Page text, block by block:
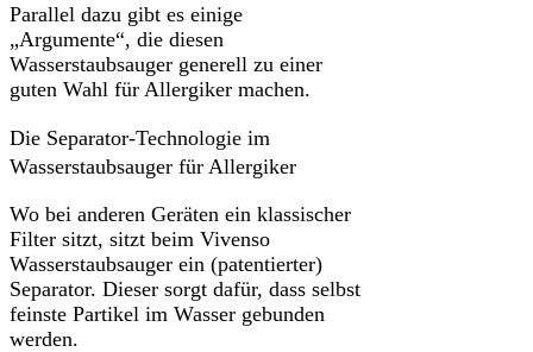
Parallel dazu gibt es einige
„Argumente“, die diesen
Wasserstaubsauger generell zu einer
guten Wahl für Allergiker machen.
Die Separator-Technologie im
Wasserstaubsauger für Allergiker
Wo bei anderen Geräten ein klassischer
Filter sitzt, sitzt beim Vivenso
Wasserstaubsauger ein (patentierter)
Separator. Dieser sorgt dafür, dass selbst
feinste Partikel im Wasser gebunden
werden.